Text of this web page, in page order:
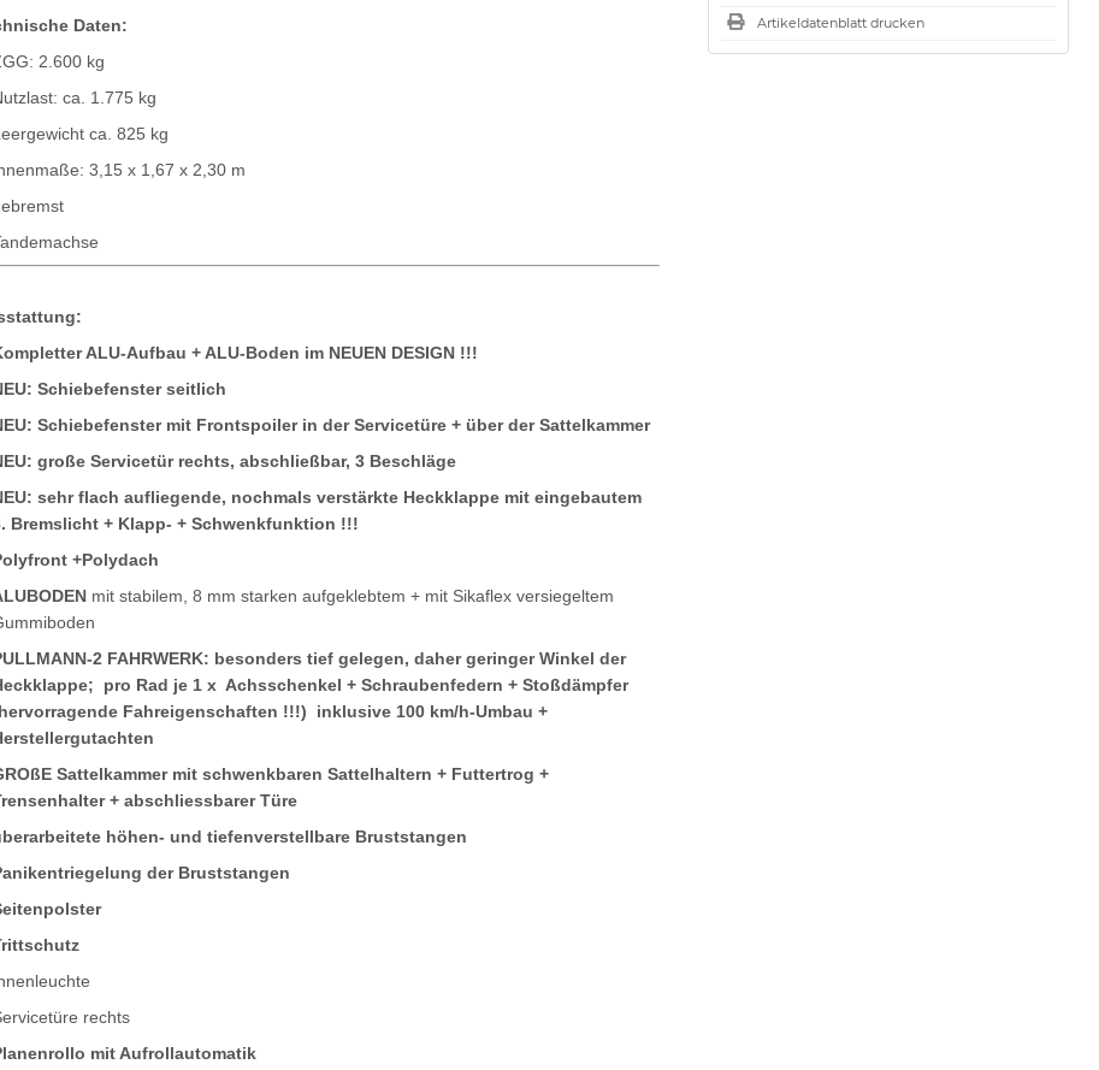
Daten:
2.600 kg
ca. 1.775 kg
ca. 825 kg
3,15 x 1,67 x 2,30 m
ALU-Aufbau + ALU-Boden im NEUEN DESIGN !!!
Schiebefenster seitlich
Schiebefenster mit Frontspoiler in der Servicetüre + über der Sattelkammer
große Servicetür rechts, abschließbar, 3 Beschläge
sehr flach aufliegende, nochmals verstärkte Heckklappe mit eingebautem
Bremslicht + Klapp- + Schwenkfunktion !!!
+Polydach
mit stabilem, 8 mm starken aufgeklebtem + mit Sikaflex versiegeltem
2 FAHRWERK: besonders tief gelegen, daher geringer Winkel der
pro Rad je 1 x Achsschenkel + Schraubenfedern + Stoßdämpfer
Fahreigenschaften !!!) inklusive 100 km/h-Umbau +
Sattelkammer mit schwenkbaren Sattelhaltern + Futtertrog +
+ abschliessbarer Türe
höhen- und tiefenverstellbare Bruststangen
der Bruststangen
rechts
mit Aufrollautomatik
Artikeldatenblatt drucken